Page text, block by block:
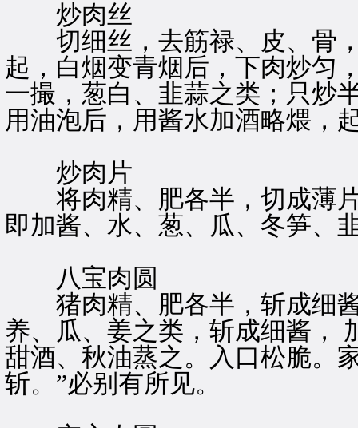
炒肉丝
切细丝，去筋禄、皮、骨，
起，白烟变青烟后，下肉炒匀
一撮，葱白、韭蒜之类；只炒
用油泡后，用酱水加酒略煨，
炒肉片
将肉精、肥各半，切成薄片
即加酱、水、葱、瓜、冬笋、
八宝肉圆
猪肉精、肥各半，斩成细酱
养、瓜、姜之类，斩成细酱，
甜酒、秋油蒸之。入口松脆。
斩。”必别有所见。